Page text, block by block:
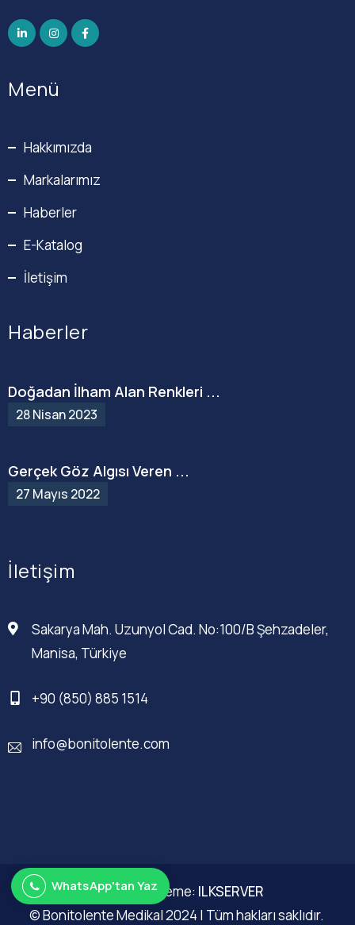
Menü
Hakkımızda
Markalarımız
Haberler
E-Katalog
İletişim
Haberler
Doğadan İlham Alan Renkleri ...
28 Nisan 2023
Gerçek Göz Algısı Veren ...
27 Mayıs 2022
İletişim
Sakarya Mah. Uzunyol Cad. No:100/B Şehzadeler,
Manisa, Türkiye
+90 (850) 885 1514
info@bonitolente.com
Web Düzenleme: ILKSERVER
© Bonitolente Medikal 2024 | Tüm hakları saklıdır.
WhatsApp'tan Yaz